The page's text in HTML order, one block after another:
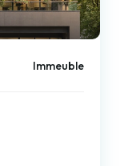
Immeuble